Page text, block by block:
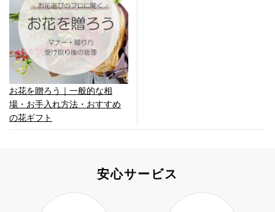
お花を贈ろう｜一般的な相
場・お手入れ方法・おすすめ
の花ギフト
安心サービス